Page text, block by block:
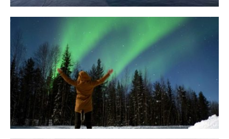
10 Tipps für eine erfolgreiche Jagd
auf Nordlichter
31. JANUAR 2018